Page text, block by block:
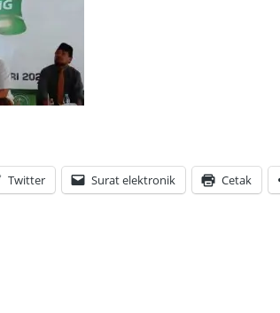
Twitter Surat elektronik Cetak